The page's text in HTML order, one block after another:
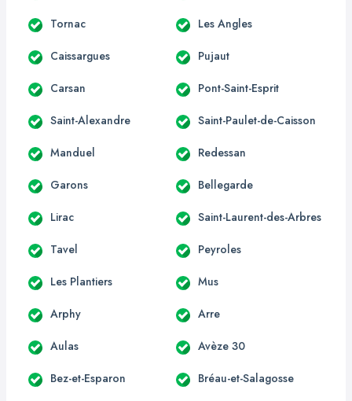
Tornac Les Angles
Caissargues Pujaut
Carsan Pont-Saint-Esprit
Saint-Alexandre Saint-Paulet-de-Caisson
Manduel Redessan
Garons Bellegarde
Lirac Saint-Laurent-des-Arbres
Tavel Peyroles
Les Plantiers Mus
Arphy Arre
Aulas Avèze 30
Bez-et-Esparon Bréau-et-Salagosse